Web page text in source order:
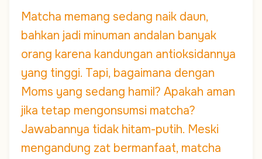
Matcha memang sedang naik daun,
bahkan jadi minuman andalan banyak
orang karena kandungan antioksidannya
yang tinggi. Tapi, bagaimana dengan
Moms yang sedang hamil? Apakah aman
jika tetap mengonsumsi matcha?
Jawabannya tidak hitam-putih. Meski
mengandung zat bermanfaat, matcha